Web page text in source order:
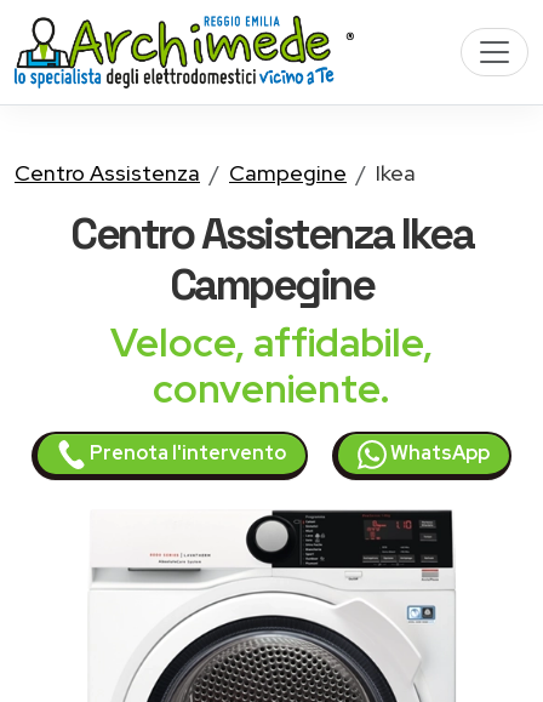
Centro Assistenza Campegine Ikea
Centro AssistenzaIkea
Campegine
Veloce, affidabile,
conveniente.
Prenota l'intervento WhatsApp